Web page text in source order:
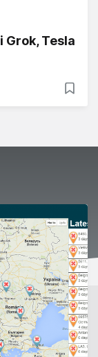
Grok, Tesla